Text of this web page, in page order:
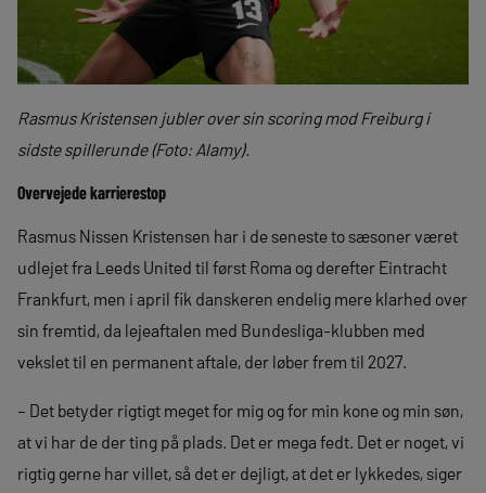
Rasmus Kristensen jubler over sin scoring mod Freiburg i
sidste spillerunde (Foto: Alamy).
Overvejede karrierestop
Rasmus Nissen Kristensen har i de seneste to sæsoner været
udlejet fra Leeds United til først Roma og derefter Eintracht
Frankfurt, men i april fik danskeren endelig mere klarhed over
sin fremtid, da lejeaftalen med Bundesliga-klubben med
vekslet til en permanent aftale, der løber frem til 2027.
– Det betyder rigtigt meget for mig og for min kone og min søn,
at vi har de der ting på plads. Det er mega fedt. Det er noget, vi
rigtig gerne har villet, så det er dejligt, at det er lykkedes, siger